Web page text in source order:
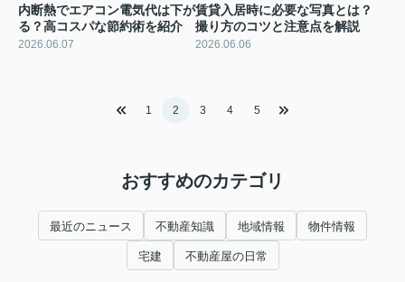
内断熱でエアコン電気代は下が
る？高コスパな節約術を紹介
2026.06.07
賃貸入居時に必要な写真とは？
撮り方のコツと注意点を解説
2026.06.06
1 2 3 4 5
おすすめのカテゴリ
最近のニュース 不動産知識 地域情報 物件情報
宅建 不動産屋の日常